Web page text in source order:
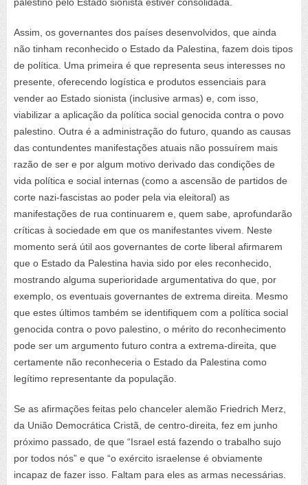
palestino pelo Estado sionista estiver consolidada.
Assim, os governantes dos países desenvolvidos, que ainda
não tinham reconhecido o Estado da Palestina, fazem dois tipos
de política. Uma primeira é que representa seus interesses no
presente, oferecendo logística e produtos essenciais para
vender ao Estado sionista (inclusive armas) e, com isso,
viabilizar a aplicação da política social genocida contra o povo
palestino. Outra é a administração do futuro, quando as causas
das contundentes manifestações atuais não possuírem mais
razão de ser e por algum motivo derivado das condições de
vida política e social internas (como a ascensão de partidos de
corte nazi-fascistas ao poder pela via eleitoral) as
manifestações de rua continuarem e, quem sabe, aprofundarão
críticas à sociedade em que os manifestantes vivem. Neste
momento será útil aos governantes de corte liberal afirmarem
que o Estado da Palestina havia sido por eles reconhecido,
mostrando alguma superioridade argumentativa do que, por
exemplo, os eventuais governantes de extrema direita. Mesmo
que estes últimos também se identifiquem com a política social
genocida contra o povo palestino, o mérito do reconhecimento
pode ser um argumento futuro contra a extrema-direita, que
certamente não reconheceria o Estado da Palestina como
legítimo representante da população.
Se as afirmações feitas pelo chanceler alemão Friedrich Merz,
da União Democrática Cristã, de centro-direita, fez em junho
próximo passado, de que “Israel está fazendo o trabalho sujo
por todos nós” e que “o exército israelense é obviamente
incapaz de fazer isso. Faltam para eles as armas necessárias.